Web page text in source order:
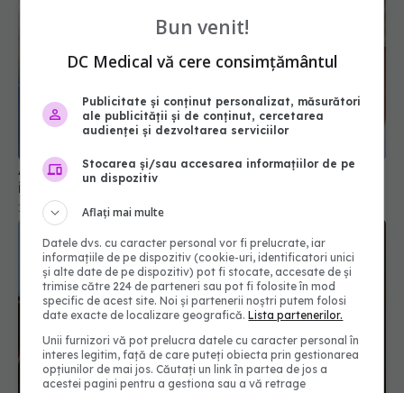
A fost creat primul vaccin din lume cu ajutorul
inteligenței artificiale
10 iun 2026, 11:20
Bun venit!
DC Medical vă cere consimțământul
Publicitate și conținut personalizat, măsurători
ale publicității și de conținut, cercetarea
audienței și dezvoltarea serviciilor
Stocarea și/sau accesarea informațiilor de pe
un dispozitiv
Aflați mai multe
Datele dvs. cu caracter personal vor fi prelucrate, iar
informațiile de pe dispozitiv (cookie-uri, identificatori unici
și alte date de pe dispozitiv) pot fi stocate, accesate de și
trimise către 224 de parteneri sau pot fi folosite în mod
specific de acest site. Noi și partenerii noștri putem folosi
date exacte de localizare geografică.Lista partenerilor.
Unii furnizori vă pot prelucra datele cu caracter personal în
interes legitim, față de care puteți obiecta prin gestionarea
opțiunilor de mai jos. Căutați un link în partea de jos a
acestei pagini pentru a gestiona sau a vă retrage